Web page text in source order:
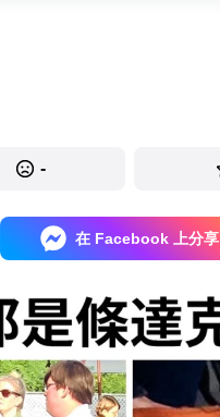
-
在 Facebook 上分享